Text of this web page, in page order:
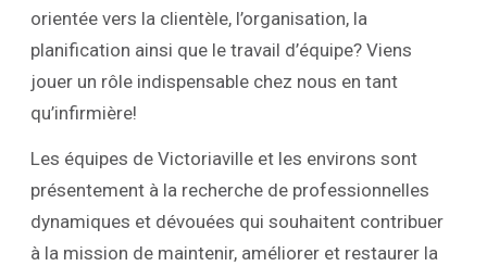
orientée vers la clientèle, l’organisation, la
planification ainsi que le travail d’équipe? Viens
jouer un rôle indispensable chez nous en tant
qu’infirmière!
Les équipes de Victoriaville et les environs sont
présentement à la recherche de professionnelles
dynamiques et dévouées qui souhaitent contribuer
à la mission de maintenir, améliorer et restaurer la